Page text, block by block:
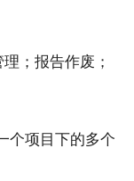
；报告作废；
个项目下的多个